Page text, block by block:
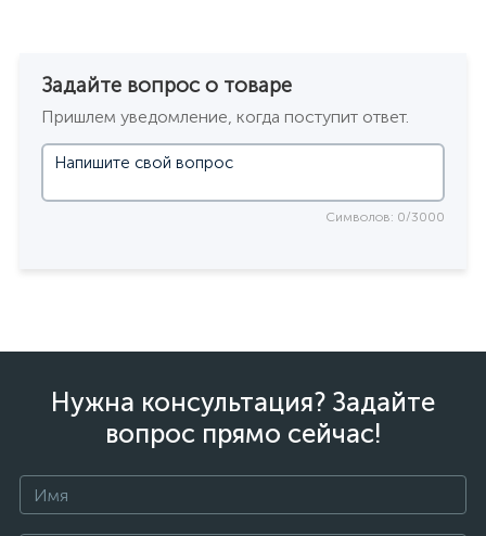
Задайте вопрос о товаре
Пришлем уведомление, когда поступит ответ.
Символов: 0/3000
Нужна консультация? Задайте
вопрос прямо сейчас!